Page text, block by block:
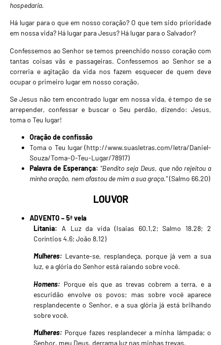
hospedaria.
Há lugar para o que em nosso coração? O que tem sido prioridade
em nossa vida? Há lugar para Jesus? Há lugar para o Salvador?
Confessemos ao Senhor se temos preenchido nosso coração com
tantas coisas vãs e passageiras. Confessemos ao Senhor se a
correria e agitação da vida nos fazem esquecer de quem deve
ocupar o primeiro lugar em nosso coração.
Se Jesus não tem encontrado lugar em nossa vida, é tempo de se
arrepender, confessar e buscar o Seu perdão, dizendo: Jesus,
toma o Teu lugar!
Oração de confissão
Toma o Teu lugar (http://www.suasletras.com/letra/Daniel-
Souza/Toma-O-Teu-Lugar/78917)
Palavra de Esperança:“Bendito seja Deus, que não rejeitou a
minha oração, nem afastou de mim a sua graça.”(Salmo 66.20)
LOUVOR
ADVENTO – 5ª vela
Litania: A Luz da vida (Isaias 60.1,2; Salmo 18.28; 2
Coríntios 4.6; João 8.12)
Mulheres: Levante-se, resplandeça, porque já vem a sua
luz, e a glória do Senhor está raiando sobre você.
Homens: Porque eis que as trevas cobrem a terra, e a
escuridão envolve os povos; mas sobre você aparece
resplandecente o Senhor, e a sua glória já está brilhando
sobre você.
Mulheres: Porque fazes resplandecer a minha lâmpada; o
Senhor, meu Deus, derrama luz nas minhas trevas.